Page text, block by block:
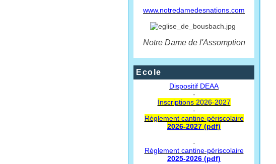
www.notredamedesnations.com
Notre Dame de l'Assomption
Ecole
Dispositif DEAA
-
Inscriptions 2026-2027
-
Règlement cantine-périscolaire
2026-2027 (pdf)
-
Règlement cantine-périscolaire
2025-2026 (pdf)